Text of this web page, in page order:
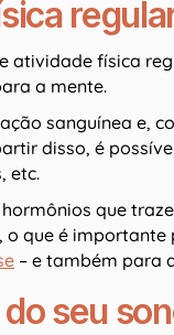
atividade física
a mente.
sanguínea e,
disso, é
etc.
que
que é
– e também para
seu